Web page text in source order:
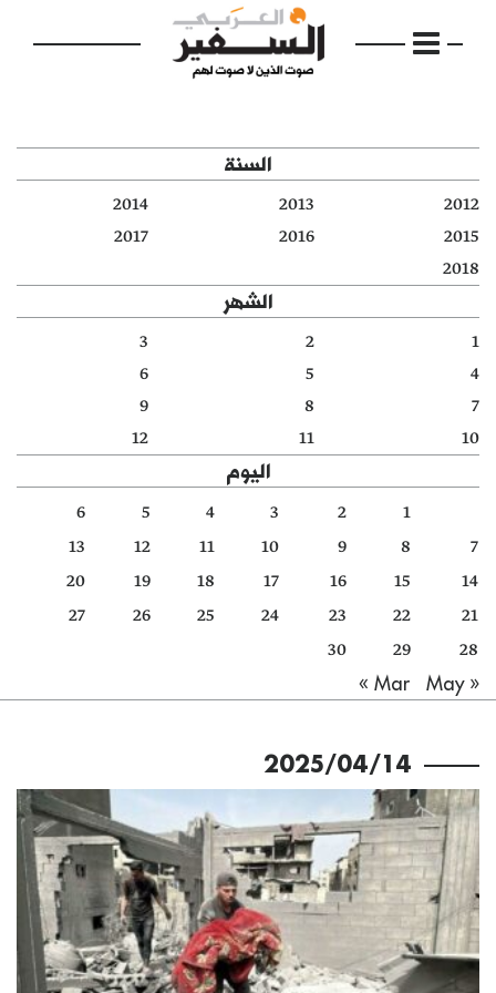
الرئيسية
مواضيع
دفاتر
الأرشيف
السنة
2012
2013
2014
2015
2016
2017
2018
الشهر
1
2
3
4
5
6
7
8
9
10
11
12
اليوم
1
2
3
4
5
6
7
8
9
10
11
12
13
14
15
16
17
18
19
20
21
22
23
24
25
26
27
28
29
30
« Mar
May »
2025/04/14